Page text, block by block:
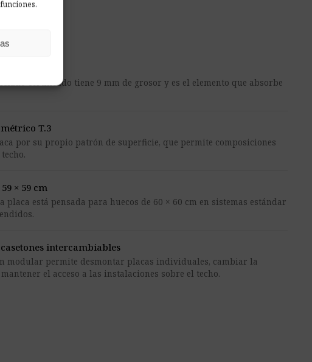
Pro.Felt
certificado tiene 9 mm de grosor y es el elemento que absorbe
T.3
por su propio patrón de superficie, que permite composiciones
× 59 cm
placa está pensada para huecos de 60 × 60 cm en sistemas estándar
intercambiables
modular permite desmontar placas individuales, cambiar la
el acceso a las instalaciones sobre el techo.